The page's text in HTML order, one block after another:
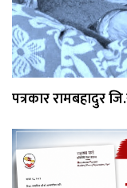
पत्रकार रामबहादुर